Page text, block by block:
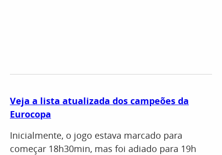
Veja a lista atualizada dos campeões da
Eurocopa
Inicialmente, o jogo estava marcado para
começar 18h30min, mas foi adiado para 19h